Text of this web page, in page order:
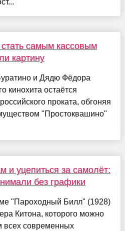
самым кассовым
картину
и Дядю Фёдора
кинохита остаётся
проката, обгоняя
"Простоквашино"
и уцепиться за самолёт:
без графики
"Пароходный Билл" (1928)
Китона, которого можно
всех современных